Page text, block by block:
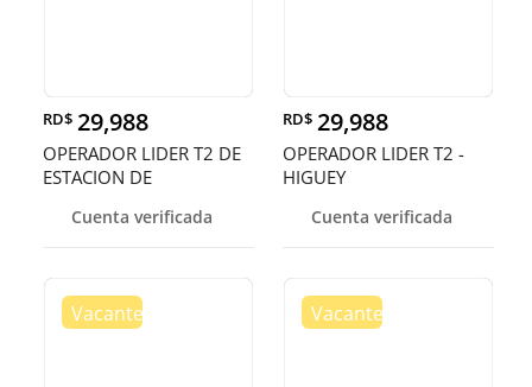
RD$ 29,988
OPERADOR LIDER T2 DE
ESTACION DE
Cuenta verificada
RD$ 29,988
OPERADOR LIDER T2 -
HIGUEY
Cuenta verificada